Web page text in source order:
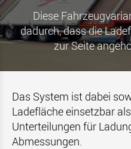
Diese
dadurch, dass die
zur Seite
Das System ist dabei
Ladefläche einsetzbar
Unterteilungen für
Abmessungen.